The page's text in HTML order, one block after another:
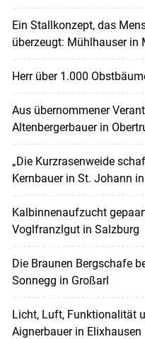
Ein Stallkonzept, das
überzeugt: Mühlhauser in
Herr über 1.000
Aus übernommener
Altenbergerbauer in
„Die Kurzrasenweide
Kernbauer in St. Johann
Kalbinnenaufzucht
Voglfranzlgut in Salzburg
Die Braunen Bergschafe
Sonnegg in Großarl
Licht, Luft, Funktionalität
Aignerbauer in Elixhausen